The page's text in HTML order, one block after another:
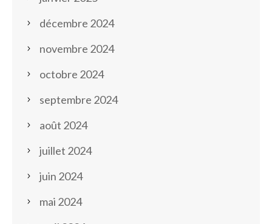
décembre 2024
novembre 2024
octobre 2024
septembre 2024
août 2024
juillet 2024
juin 2024
mai 2024